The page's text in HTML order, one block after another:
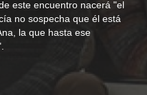
este encuentro nacerá "el
no sospecha que él está
la que hasta ese